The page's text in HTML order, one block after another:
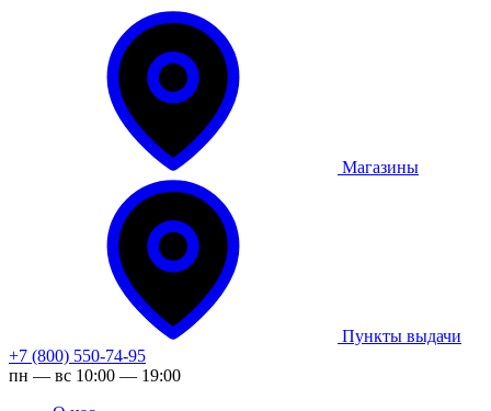
Магазины
Пункты выдачи
+7 (800) 550-74-95
пн — вс 10:00 — 19:00